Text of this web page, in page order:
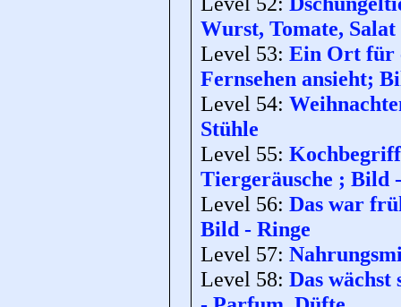
Wurst, Tomate, Salat
Level 53: Ein Ort für
Fernsehen ansieht;
Level 54:
Stühle
Level 55:
Tiergeräusche ; Bild
Level 56: Das war
Bild - Ringe
Level 57:
Level 58: Das